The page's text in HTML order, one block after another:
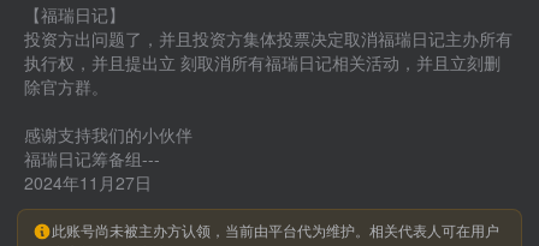
【福瑞日记】
投资方出问题了，并且投资方集体投票决定取消福瑞日记主办所有
执行权，并且提出立 刻取消所有福瑞日记相关活动，并且立刻删
除官方群。
感谢支持我们的小伙伴
福瑞日记筹备组---
2024年11月27日
此账号尚未被主办方认领，当前由平台代为维护。相关代表人可在用户